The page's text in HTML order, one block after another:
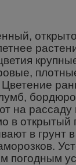
на рассаду
в открытый
в грунт
погодным